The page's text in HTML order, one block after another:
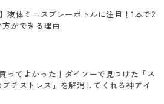
】液体ミニスプレーボトルに注目！1本で2
ができる理由
ってよかった！ダイソーで見つけた「ス
チストレス」を解消してくれる神アイ